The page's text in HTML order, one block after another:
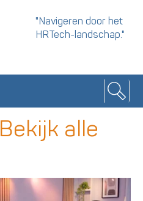
"Navigeren door het
HRTech-landschap."
Bekijk alle